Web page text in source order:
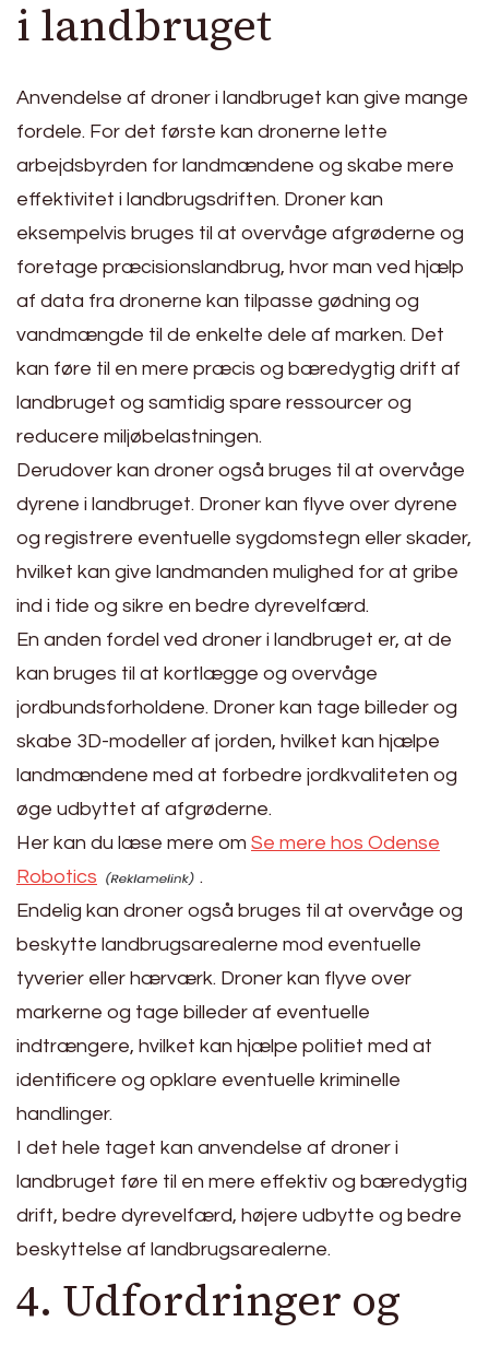
i landbruget
Anvendelse af droner i landbruget kan give mange
fordele. For det første kan dronerne lette
arbejdsbyrden for landmændene og skabe mere
effektivitet i landbrugsdriften. Droner kan
eksempelvis bruges til at overvåge afgrøderne og
foretage præcisionslandbrug, hvor man ved hjælp
af data fra dronerne kan tilpasse gødning og
vandmængde til de enkelte dele af marken. Det
kan føre til en mere præcis og bæredygtig drift af
landbruget og samtidig spare ressourcer og
reducere miljøbelastningen.
Derudover kan droner også bruges til at overvåge
dyrene i landbruget. Droner kan flyve over dyrene
og registrere eventuelle sygdomstegn eller skader,
hvilket kan give landmanden mulighed for at gribe
ind i tide og sikre en bedre dyrevelfærd.
En anden fordel ved droner i landbruget er, at de
kan bruges til at kortlægge og overvåge
jordbundsforholdene. Droner kan tage billeder og
skabe 3D-modeller af jorden, hvilket kan hjælpe
landmændene med at forbedre jordkvaliteten og
øge udbyttet af afgrøderne.
Her kan du læse mere om Se mere hos Odense
Robotics
.
Endelig kan droner også bruges til at overvåge og
beskytte landbrugsarealerne mod eventuelle
tyverier eller hærværk. Droner kan flyve over
markerne og tage billeder af eventuelle
indtrængere, hvilket kan hjælpe politiet med at
identificere og opklare eventuelle kriminelle
handlinger.
I det hele taget kan anvendelse af droner i
landbruget føre til en mere effektiv og bæredygtig
drift, bedre dyrevelfærd, højere udbytte og bedre
beskyttelse af landbrugsarealerne.
4. Udfordringer og